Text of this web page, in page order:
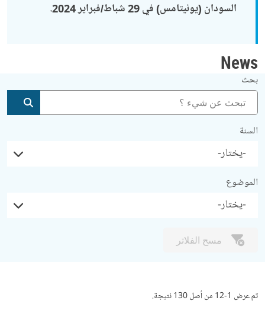
السودان (يونيتامس) في 29 شباط/فبراير 2024.
News
بحث
إضافة
السنة
الموضوع
مسح الفلاتر
تم عرض 1-12 من أصل 130 نتيجة.